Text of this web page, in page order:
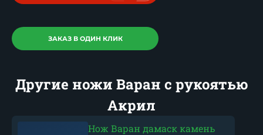
ЗАКАЗ В ОДИН КЛИК
Другие ножи Варан с рукоятью
Акрил
Нож Варан дамаск камень